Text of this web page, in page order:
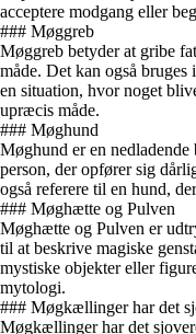
acceptere modgang eller
### Møggreb
Møggreb betyder at gribe
måde. Det kan også
en situation, hvor noget
upræcis måde.
### Møghund
Møghund er en nedladende
person, der opfører sig
også referere til en hund,
### Møghætte og Pulven
Møghætte og Pulven er
til at beskrive magiske
mystiske objekter eller
mytologi.
### Møgkællinger har det
Møgkællinger har det